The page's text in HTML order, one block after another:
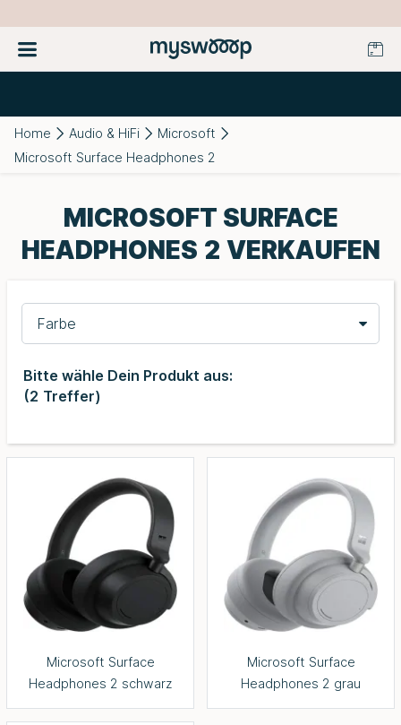
Home Audio & HiFi
Microsoft
Microsoft Surface Headphones 2
MICROSOFT SURFACE
HEADPHONES 2 VERKAUFEN
Farbe
Bitte wähle Dein Produkt aus:
(2 Treffer)
Microsoft Surface
Headphones 2 schwarz
Microsoft Surface
Headphones 2 grau